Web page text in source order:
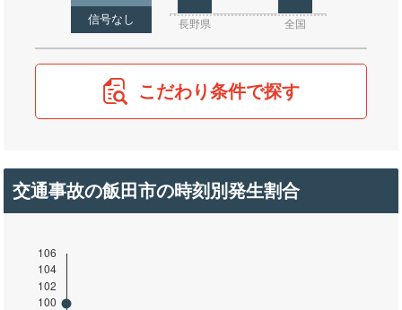
信号なし 長野県 全国
こだわり条件で探す
交通事故の飯田市の時刻別発生割合